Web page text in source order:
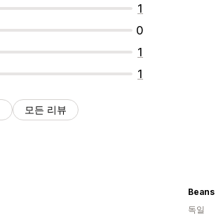
1
0
1
1
모든 리뷰
독일